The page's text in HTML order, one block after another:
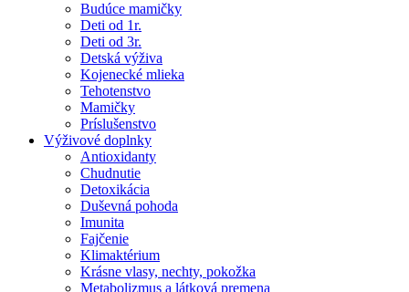
Budúce mamičky
Deti od 1r.
Deti od 3r.
Detská výživa
Kojenecké mlieka
Tehotenstvo
Mamičky
Príslušenstvo
Výživové doplnky
Antioxidanty
Chudnutie
Detoxikácia
Duševná pohoda
Imunita
Fajčenie
Klimaktérium
Krásne vlasy, nechty, pokožka
Metabolizmus a látková premena